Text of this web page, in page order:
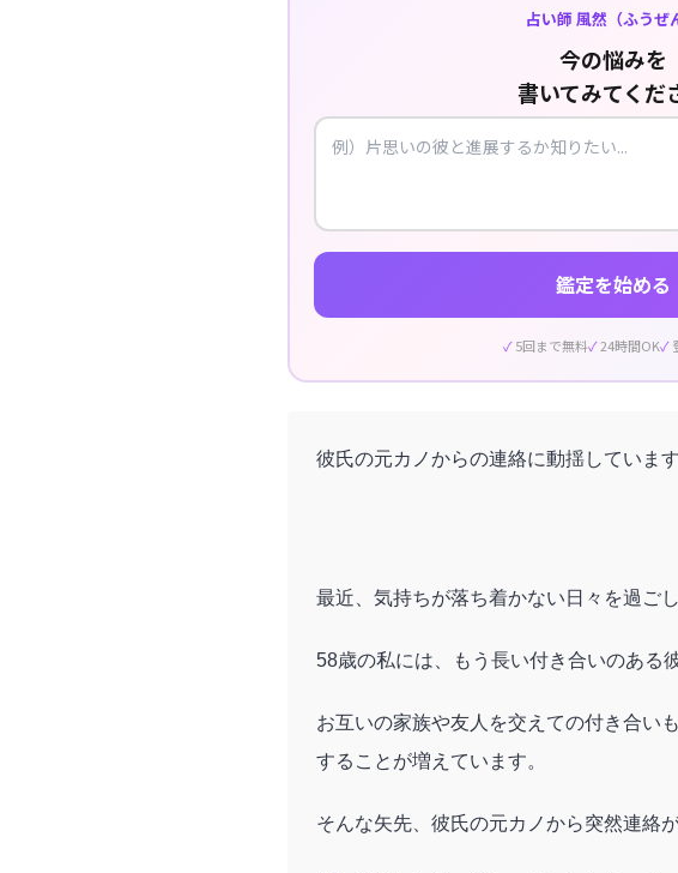
占い師 風然（ふうぜ
今の悩みを
書いてみてくだ
鑑定を始める
5回まで無料 24時間OK
彼氏の元カノからの連絡に動揺しています
最近、気持ちが落ち着かない日々を過ごし
58歳の私には、もう長い付き合いのある
お互いの家族や友人を交えての付き合い
することが増えています。
そんな矢先、彼氏の元カノから突然連絡